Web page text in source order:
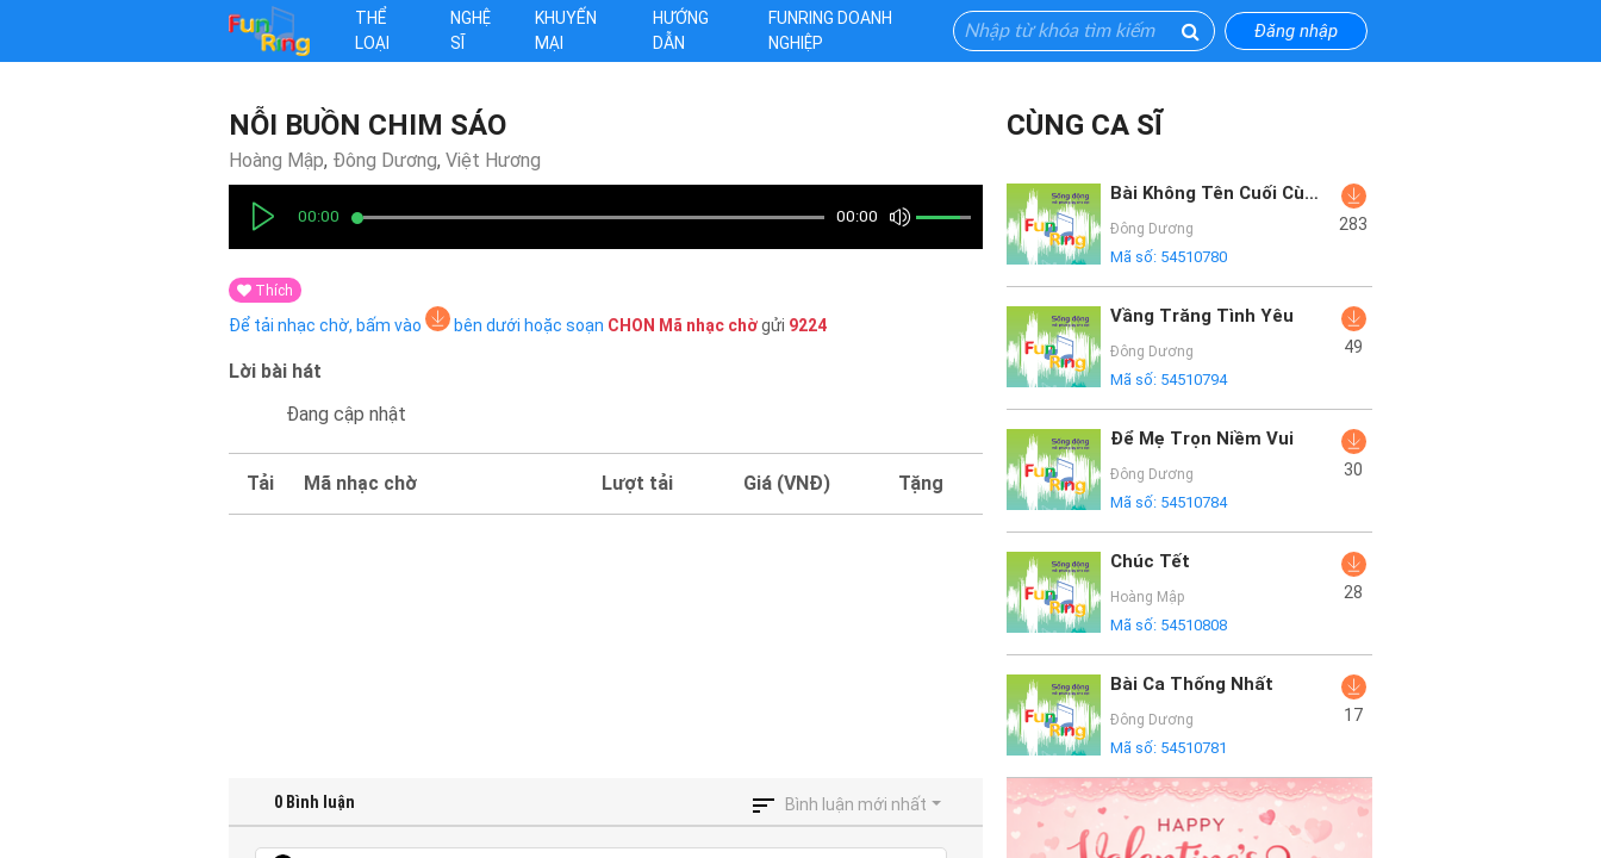
THỂ
LOẠI
NGHỆ
SĨ
KHUYẾN
MẠI
HƯỚNG
DẪN
FUNRING DOANH
NGHIỆP
Đăng nhập
NỖI BUỒN CHIM SÁO
Hoàng Mập, Đông Dương, Việt Hương
00:00 00:00
Thích
Để tải nhạc chờ, bấm vào bên dưới hoặc soạn CHON Mã nhạc chờgửi 9224
Lời bài hát
Đang cập nhật
Tải Mã nhạc chờ Lượt tải Giá (VNĐ) Tặng
CÙNG CA SĨ
Bài Không Tên Cuối Cùng
Đông Dương
Mã số: 54510780
283
Vầng Trăng Tình Yêu
Đông Dương
Mã số: 54510794
49
Để Mẹ Trọn Niềm Vui
Đông Dương
Mã số: 54510784
30
Chúc Tết
Hoàng Mập
Mã số: 54510808
28
Bài Ca Thống Nhất
Đông Dương
Mã số: 54510781
17
0 Bình luận Bình luận mới nhất